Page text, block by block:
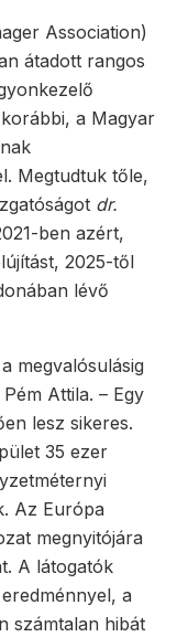
Association)
átadott rangos
a Magyar
Megtudtuk tőle,
dr.
ben azért,
2025-től
lévő
megvalósulásig
Attila. – Egy
lesz sikeres.
35 ezer
Az Európa
megnyitójára
A látogatók
a
számtalan hibát